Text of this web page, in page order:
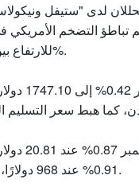
لدى "ستيفل
المنال رغم تباطؤ التضخم
للارتفاع بين 8% و9%، من المستوى الحالي البالغ 3.75 - 4%.
وتراجعت
0.91% عند 968 دولارًا، وهبط سعر البلاديوم 0.75% إلى 1922.32 دولار.